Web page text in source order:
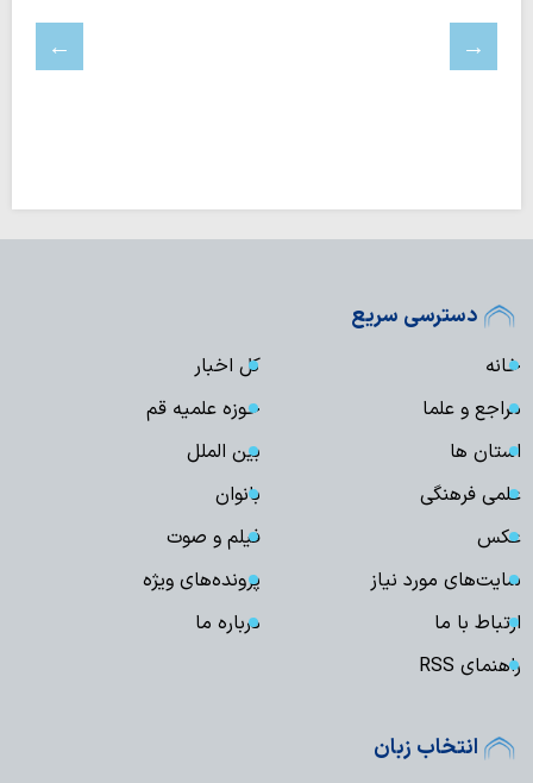
دسترسی سریع
خانه
کل اخبار
مراجع و علما
حوزه علمیه قم
استان ها
بین الملل
علمی فرهنگی
بانوان
عکس
فیلم و صوت
سایت‌های مورد نیاز
پرونده‌های ویژه
ارتباط با ما
درباره ما
راهنمای RSS
انتخاب زبان